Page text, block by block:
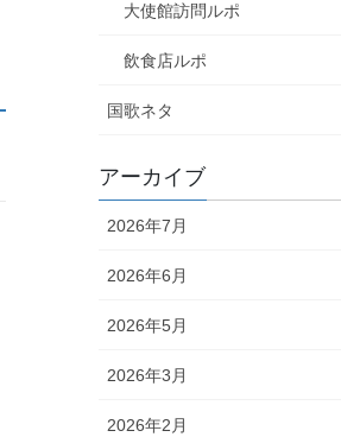
大使館訪問ルポ
飲食店ルポ
国歌ネタ
アーカイブ
2026年7月
2026年6月
2026年5月
2026年3月
2026年2月